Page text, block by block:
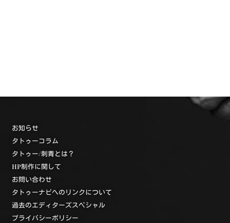
お知らせ
タトゥーコラム
タトゥー/刺青とは？
HP制作に関して
お問い合わせ
タトゥーナビへのリンクについて
過去のエディターズスペシャル
プライバシーポリシー